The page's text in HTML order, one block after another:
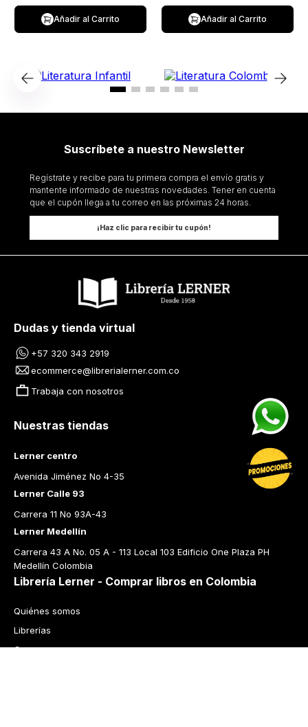
Añadir al Carrito Añadir al Carrito
Suscríbete a nuestro Newsletter
Regístrate y recibe para tu primera compra el envío gratis y
mantente informado de nuestras novedades. Tener en cuenta
que el cupón llega a tu correo en las próximas 24 horas.
¡Haz clic para recibir tu cupón!
Dudas y tienda virtual
+57 320 343 2919
ecommerce@librerialerner.com.co
Trabaja con nosotros
Nuestras tiendas
Lerner centro
Avenida Jiménez No 4-35
Lerner Calle 93
Carrera 11 No 93A-43
Lerner Medellín
Carrera 43 A No. 05 A - 113 Local 103 Edificio One Plaza PH
Medellín Colombia
Librería Lerner - Comprar libros en Colombia
Quiénes somos
Librerías
Cursos